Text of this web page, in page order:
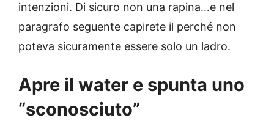
intenzioni. Di sicuro non una rapina…e nel
paragrafo seguente capirete il perché non
poteva sicuramente essere solo un ladro.
Apre il water e spunta uno
“sconosciuto”